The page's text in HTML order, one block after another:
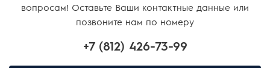
вопросам! Оставьте Ваши контактные данные или
позвоните нам по номеру
+7 (812) 426-73-99